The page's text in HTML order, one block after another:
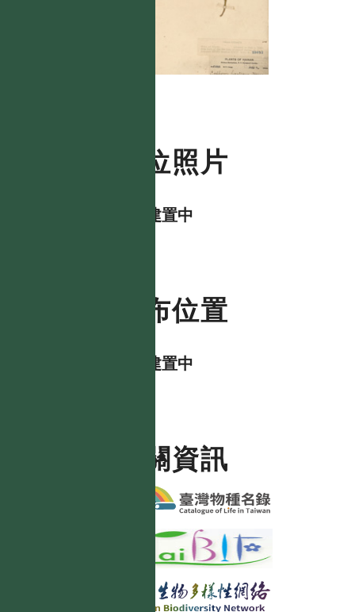
數位照片
資料建置中
分布位置
資料建置中
相關資訊